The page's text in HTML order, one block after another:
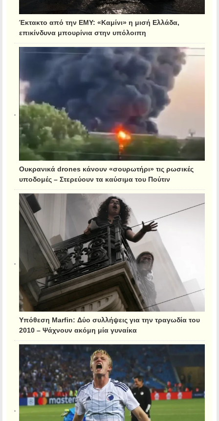
Έκτακτο από την ΕΜΥ: «Καμίνι» η μισή Ελλάδα,
επικίνδυνα μπουρίνια στην υπόλοιπη
Ουκρανικά drones κάνουν «σουρωτήρι» τις ρωσικές
υποδομές – Στερεύουν τα καύσιμα του Πούτιν
Υπόθεση Marfin: Δύο συλλήψεις για την τραγωδία του
2010 – Ψάχνουν ακόμη μία γυναίκα